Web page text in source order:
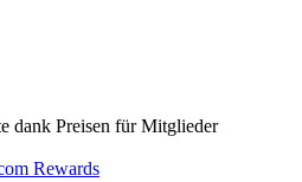
dank Preisen für Mitglieder
Rewards